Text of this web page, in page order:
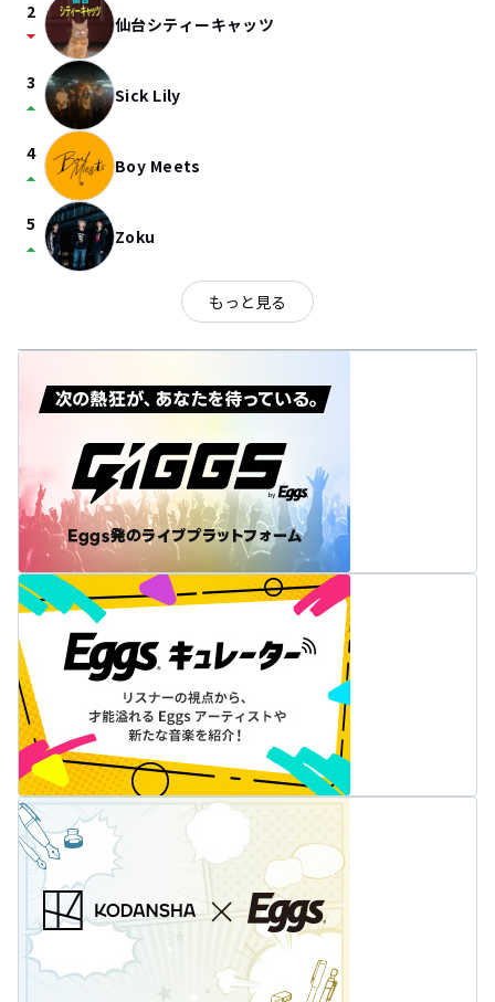
2
arrow_drop_down 仙台シティーキャッツ
3
arrow_drop_up Sick Lily
4
arrow_drop_up Boy Meets
5
arrow_drop_up Zoku
もっと見る